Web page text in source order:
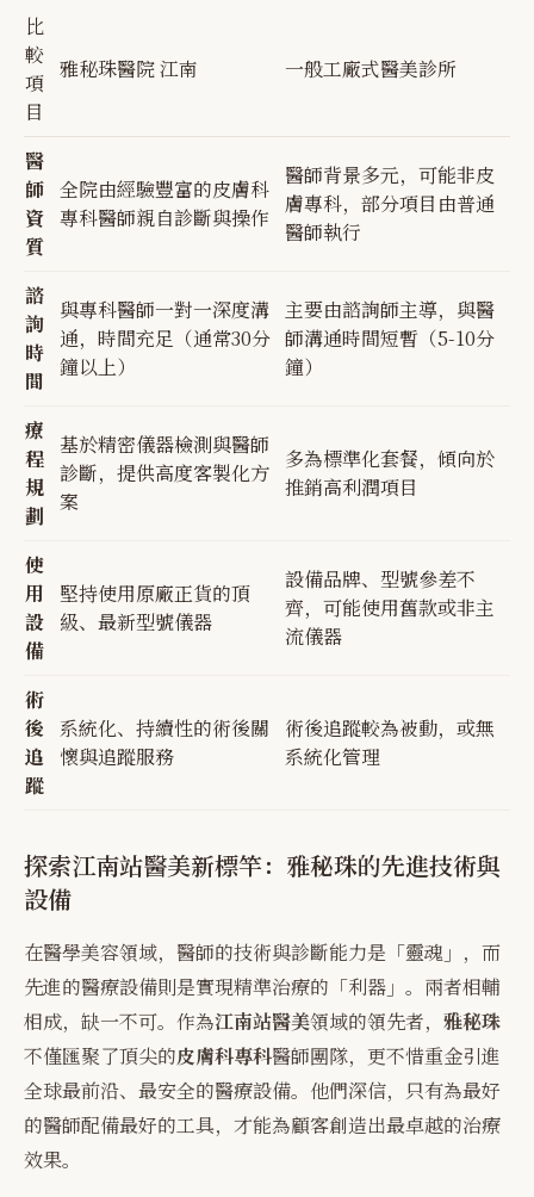
比
較
項
目
雅秘珠醫院 江南 一般工廠式醫美診所
醫
師
資
質
全院由經驗豐富的皮膚科
專科醫師親自診斷與操作
醫師背景多元，可能非皮
膚專科，部分項目由普通
醫師執行
諮
詢
時
間
與專科醫師一對一深度溝
通，時間充足（通常30分
鐘以上）
主要由諮詢師主導，與醫
師溝通時間短暫（5-10分
鐘）
療
程
規
劃
基於精密儀器檢測與醫師
診斷，提供高度客製化方
案
多為標準化套餐，傾向於
推銷高利潤項目
使
用
設
備
堅持使用原廠正貨的頂
級、最新型號儀器
設備品牌、型號參差不
齊，可能使用舊款或非主
流儀器
術
後
追
蹤
系統化、持續性的術後關
懷與追蹤服務
術後追蹤較為被動，或無
系統化管理
探索江南站醫美新標竿：雅秘珠的先進技術與
設備
在醫學美容領域，醫師的技術與診斷能力是「靈魂」，而
先進的醫療設備則是實現精準治療的「利器」。兩者相輔
相成，缺一不可。作為江南站醫美領域的領先者， 雅秘珠
不僅匯聚了頂尖的皮膚科專科醫師團隊，更不惜重金引進
全球最前沿、最安全的醫療設備。他們深信，只有為最好
的醫師配備最好的工具，才能為顧客創造出最卓越的治療
效果。